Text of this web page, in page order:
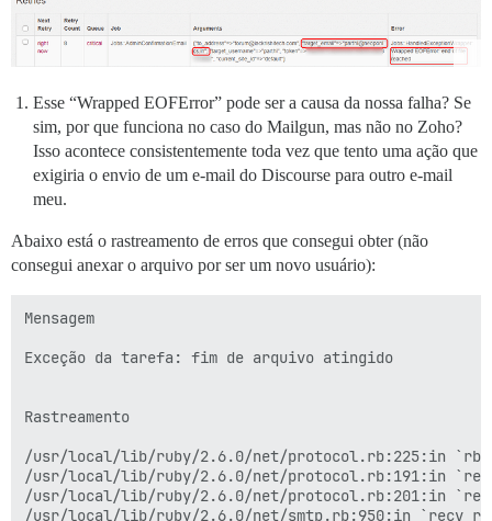
Esse “Wrapped EOFError” pode ser a causa da nossa falha? Se
sim, por que funciona no caso do Mailgun, mas não no Zoho?
Isso acontece consistentemente toda vez que tento uma ação que
exigiria o envio de um e-mail do Discourse para outro e-mail
meu.
Abaixo está o rastreamento de erros que consegui obter (não
consegui anexar o arquivo por ser um novo usuário):
Mensagem
Exceção da tarefa: fim de arquivo atingido
Rastreamento
/usr/local/lib/ruby/2.6.0/net/protocol.rb:225:in
/usr/local/lib/ruby/2.6.0/net/protocol.rb:191:in
/usr/local/lib/ruby/2.6.0/net/protocol.rb:201:in
/usr/local/lib/ruby/2.6.0/net/smtp.rb:950:in